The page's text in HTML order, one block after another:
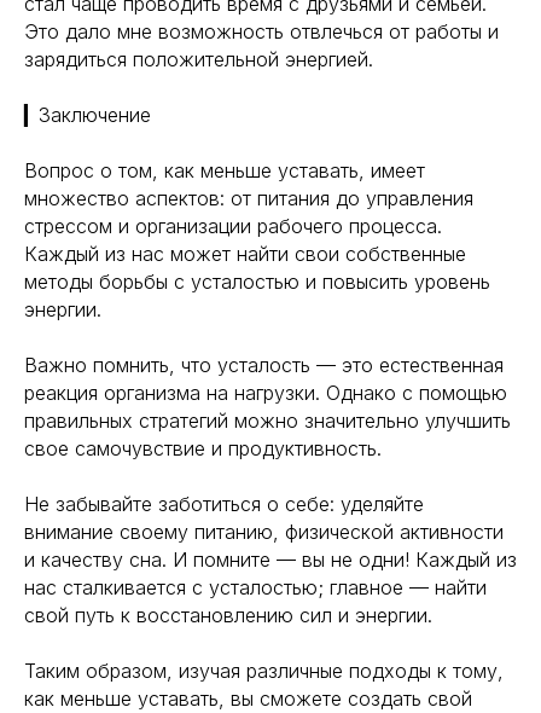
Это дало мне возможность отвлечься от работы и
зарядиться положительной энергией.
▎Заключение
Вопрос о том, как меньше уставать, имеет
множество аспектов: от питания до управления
стрессом и организации рабочего процесса.
Каждый из нас может найти свои собственные
методы борьбы с усталостью и повысить уровень
энергии.
Важно помнить, что усталость — это естественная
реакция организма на нагрузки. Однако с помощью
правильных стратегий можно значительно улучшить
свое самочувствие и продуктивность.
Не забывайте заботиться о себе: уделяйте
внимание своему питанию, физической активности
и качеству сна. И помните — вы не одни! Каждый из
нас сталкивается с усталостью; главное — найти
свой путь к восстановлению сил и энергии.
Таким образом, изучая различные подходы к тому,
как меньше уставать, вы сможете создать свой
Восприятие
Ментальное здоровье
Криоскопия
Ноотропы
Социальные сети
*Meta (деятельность организации
запрещена на территории РФ)
9772524455@mail.ru
+7(977)252-44-55
109012, Россия, Москва
ул. Охотный ряд, д. 2
Пн-Пт 9:00- 19:00
©2025. All rights